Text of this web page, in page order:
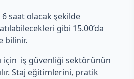
saat olacak şekilde
gibi 15.00’da
bilinir.
için iş güvenliği sektörünün
Staj eğitimlerini, pratik